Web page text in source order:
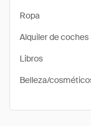
Ropa
Alquiler de coches
Libros
Belleza/